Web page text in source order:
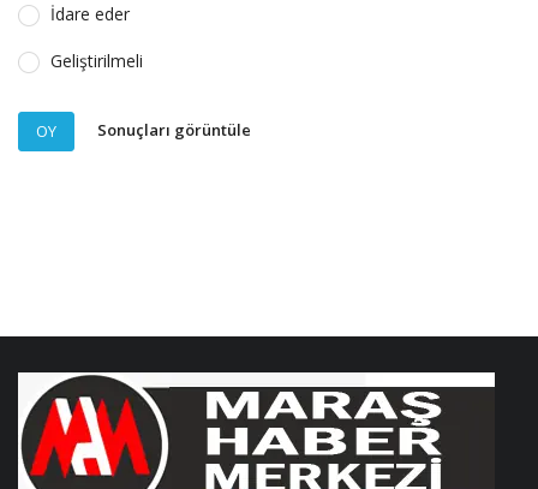
İdare eder
Geliştirilmeli
OY Sonuçları görüntüle